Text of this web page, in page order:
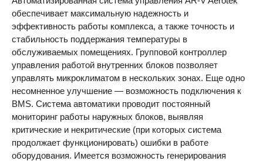
обеспечивает максимальную надежность и
эффективность работы комплекса, а также точность и
стабильность поддержания температуры в
обслуживаемых помещениях. Групповой контроллер
управления работой внутренних блоков позволяет
управлять микроклиматом в нескольких зонах. Еще одно
несомненное улучшение — возможность подключения к
BMS. Система автоматики проводит постоянный
мониторинг работы наружных блоков, выявляя
критические и некритические (при которых система
продолжает функционировать) ошибки в работе
оборудования. Имеется возможность генерирования